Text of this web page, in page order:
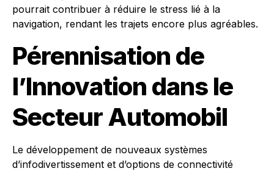
pourrait contribuer à réduire le stress lié à la
navigation, rendant les trajets encore plus agréables.
Pérennisation de
l’Innovation dans le
Secteur Automobil
Le développement de nouveaux systèmes
d’infodivertissement et d’options de connectivité